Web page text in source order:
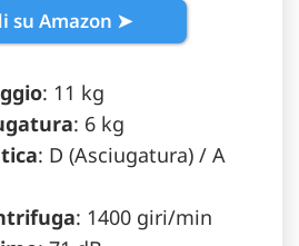
: 11 kg
: 6 kg
: D (Asciugatura) / A
: 1400 giri/min
su Amazon ➤